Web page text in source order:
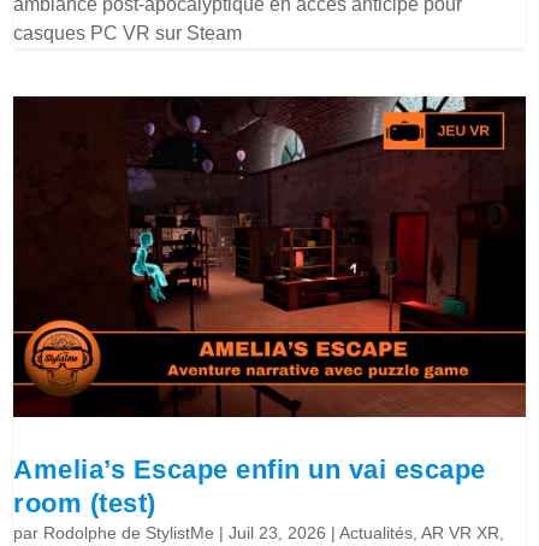
casques PC VR sur Steam
Amelia’s Escape enfin un vai escape
room (test)
par Rodolphe de StylistMe |Juil 23, 2026 |Actualités ,AR VR XR